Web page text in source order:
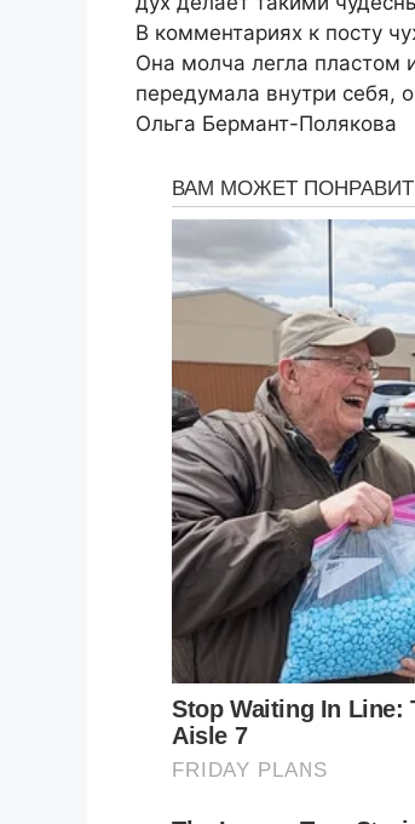
В комментариях к посту
Она молча легла пластом
передумала внутри себя,
Ольга Бермант-Полякова